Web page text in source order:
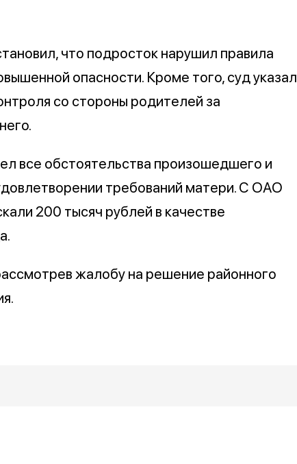
что подросток нарушил правила
опасности. Кроме того, суд указал
со стороны родителей за
все обстоятельства произошедшего и
требований матери. С ОАО
200 тысяч рублей в качестве
жалобу на решение районного